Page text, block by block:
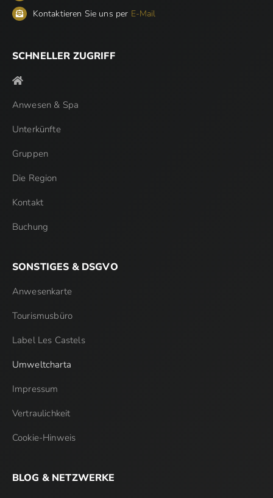
Kontaktieren Sie uns per E-Mail
SCHNELLER ZUGRIFF
Anwesen & Spa
Unterkünfte
Gruppen
Die Region
Kontakt
Buchung
SONSTIGES & DSGVO
Anwesenkarte
Tourismusbüro
Label Les Castels
Umweltcharta
Impressum
Vertraulichkeit
Cookie-Hinweis
BLOG & NETZWERKE